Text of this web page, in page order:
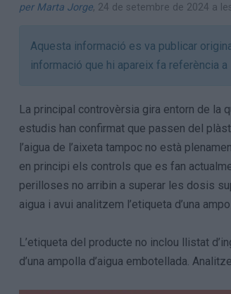
per Marta Jorge, 24 de setembre de 2024 a
Aquesta informació es va publicar
informació que hi apareix fa referència
La principal controvèrsia gira entorn de
estudis han confirmat que passen del
l’aigua de l’aixeta tampoc no està
en principi els controls que es fan
perilloses no arribin a superar les dosis
aigua i avui analitzem l’etiqueta d’una
L’etiqueta del producte no inclou llistat
d’una ampolla d’aigua embotellada.